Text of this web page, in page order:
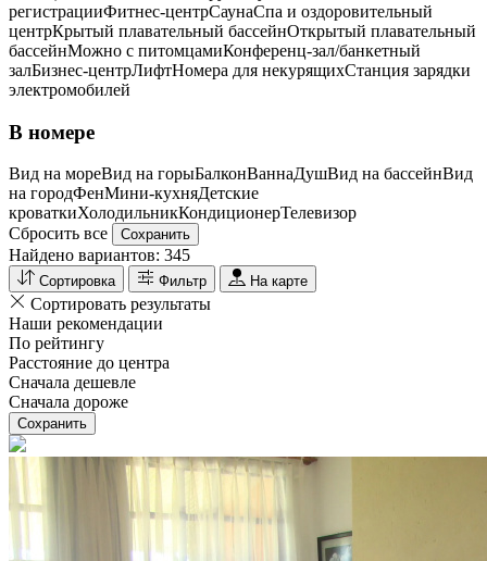
регистрацииФитнес-центрСаунаСпа и оздоровительный
центрКрытый плавательный бассейнОткрытый плавательный
бассейнМожно с питомцамиКонференц-зал/банкетный
залБизнес-центрЛифтНомера для некурящихCтанция зарядки
электромобилей
В номере
Вид на мореВид на горыБалконВаннаДушВид на бассейнВид
на городФенМини-кухняДетские
кроваткиХолодильникКондиционерТелевизор
Сбросить все
Сохранить
Найдено вариантов: 345
Сортировка Фильтр На карте
Сортировать результаты
Наши рекомендации
По рейтингу
Расстояние до центра
Сначала дешевле
Сначала дороже
Сохранить